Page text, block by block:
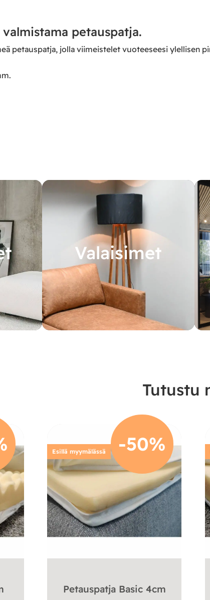
petauspatja.
petauspatja, jolla viimeistelet vuoteeseesi
Valaisimet
Tutustu
-50%
Esillä myymälässä
Petauspatja Basic 4cm